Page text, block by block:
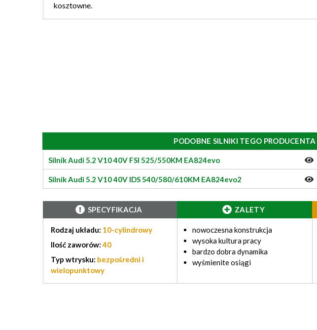
kosztowne.
PODOBNE SILNIKI TEGO PRODUCENTA
Silnik Audi 5.2 V10 40V FSI 525/550KM EA824evo
Silnik Audi 5.2 V10 40V IDS 540/580/610KM EA824evo2
SPECYFIKACJA
Rodzaj układu: 10-cylindrowy
Ilość zaworów:40
Typ wtrysku: bezpośredni i
wielopunktowy
ZALETY
nowoczesna konstrukcja
wysoka kultura pracy
bardzo dobra dynamika
wyśmienite osiągi